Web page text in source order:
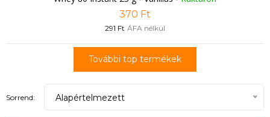
370 Ft
291 Ft ÁFA nélkül
További top termékek
Sorrend: Alapértelmezett